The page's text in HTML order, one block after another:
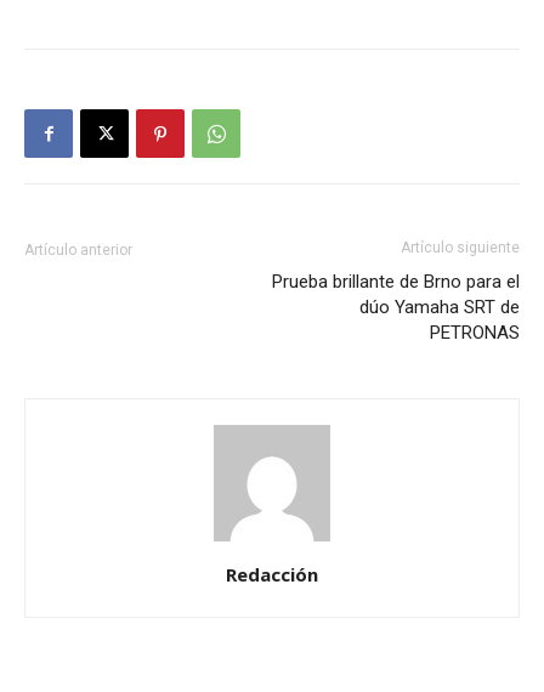
Artículo anterior Artículo siguiente
Prueba brillante de Brno para el
dúo Yamaha SRT de
PETRONAS
Redacción